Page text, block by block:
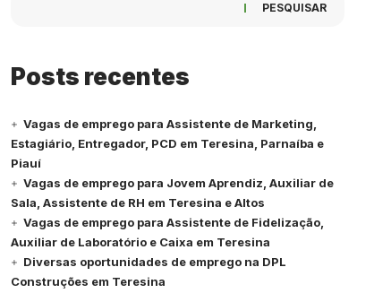
PESQUISAR
Posts recentes
Vagas de emprego para Assistente de Marketing,
Estagiário, Entregador, PCD em Teresina, Parnaíba e
Piauí
Vagas de emprego para Jovem Aprendiz, Auxiliar de
Sala, Assistente de RH em Teresina e Altos
Vagas de emprego para Assistente de Fidelização,
Auxiliar de Laboratório e Caixa em Teresina
Diversas oportunidades de emprego na DPL
Construções em Teresina